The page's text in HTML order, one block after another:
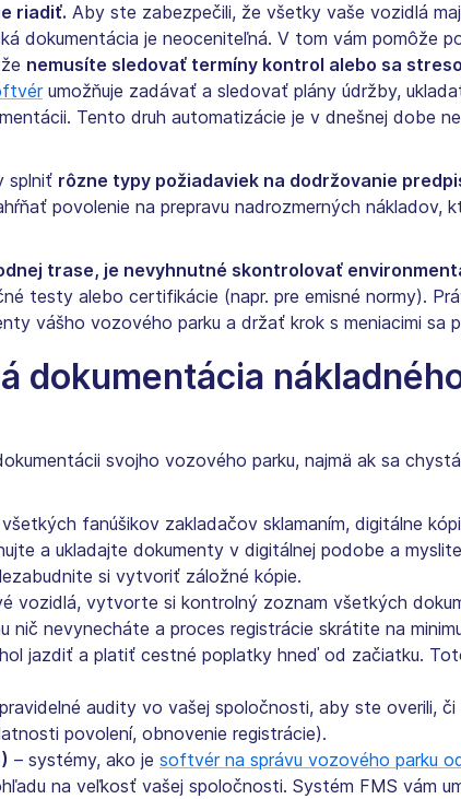
riadiť. Aby ste zabezpečili, že všetky vaše vozidlá
dokumentácia je neoceniteľná. V tom vám pomôže
nemusíte sledovať termíny kontrol alebo sa
umožňuje zadávať a sledovať plány údržby,
Tento druh automatizácie je v dnešnej dobe
splniť rôzne typy požiadaviek na dodržovanie
povolenie na prepravu nadrozmerných nákladov,
trase, je nevyhnutné skontrolovať
testy alebo certifikácie (napr. pre emisné normy).
vášho vozového parku a držať krok s meniacimi sa
dokumentácia
svojho vozového parku, najmä ak sa
fanúšikov zakladačov sklamaním, digitálne
a ukladajte dokumenty v digitálnej podobe a
si vytvoriť záložné kópie.
vozidlá, vytvorte si kontrolný zoznam všetkých
nevynecháte a proces registrácie skrátite na
jazdiť a platiť cestné poplatky hneď od začiatku.
audity vo vašej spoločnosti, aby ste overili,
povolení, obnovenie registrácie).
– systémy, ako je softvér na správu vozového parku
na veľkosť vašej spoločnosti. Systém FMS vám